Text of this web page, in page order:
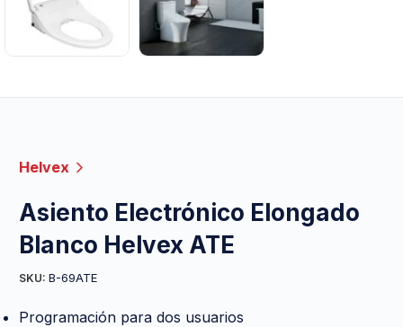
Helvex
Asiento Electrónico Elongado
Blanco Helvex ATE
SKU: B-69ATE
Programación para dos usuarios